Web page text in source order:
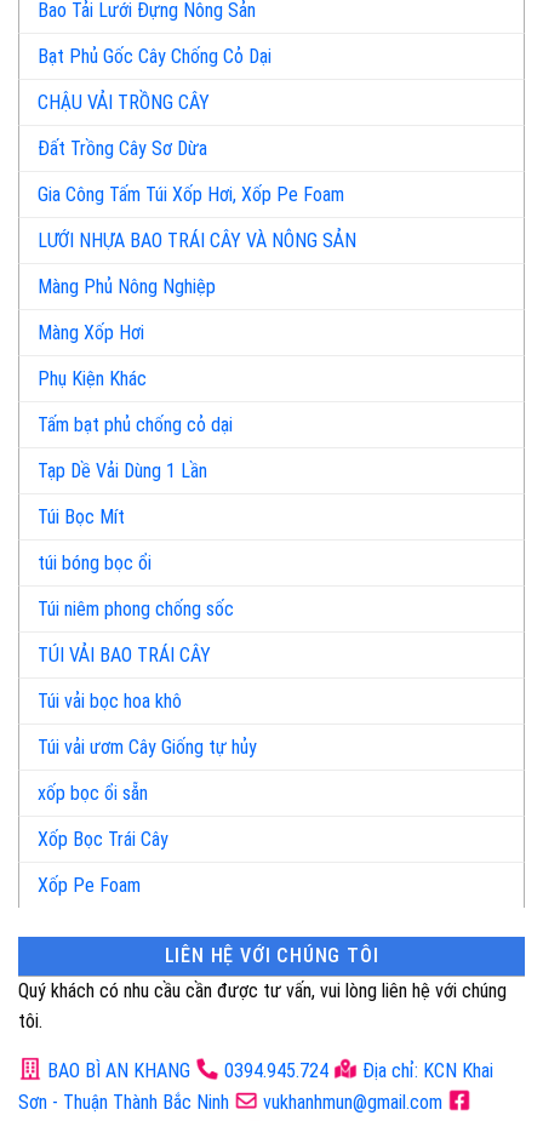
Bao Tải Lưới Đựng Nông Sản
Bạt Phủ Gốc Cây Chống Cỏ Dại
CHẬU VẢI TRỒNG CÂY
Đất Trồng Cây Sơ Dừa
Gia Công Tấm Túi Xốp Hơi, Xốp Pe Foam
LƯỚI NHỰA BAO TRÁI CÂY VÀ NÔNG SẢN
Màng Phủ Nông Nghiệp
Màng Xốp Hơi
Phụ Kiện Khác
Tấm bạt phủ chống cỏ dại
Tạp Dề Vải Dùng 1 Lần
Túi Bọc Mít
túi bóng bọc ổi
Túi niêm phong chống sốc
TÚI VẢI BAO TRÁI CÂY
Túi vải bọc hoa khô
Túi vải ươm Cây Giống tự hủy
xốp bọc ổi sẵn
Xốp Bọc Trái Cây
Xốp Pe Foam
LIÊN HỆ VỚI CHÚNG TÔI
Quý khách có nhu cầu cần được tư vấn, vui lòng liên hệ với chúng
tôi.
BAO BÌ AN KHANG 0394.945.724
Địa chỉ: KCN Khai
Sơn - Thuận Thành Bắc Ninh
vukhanhmun@gmail.com